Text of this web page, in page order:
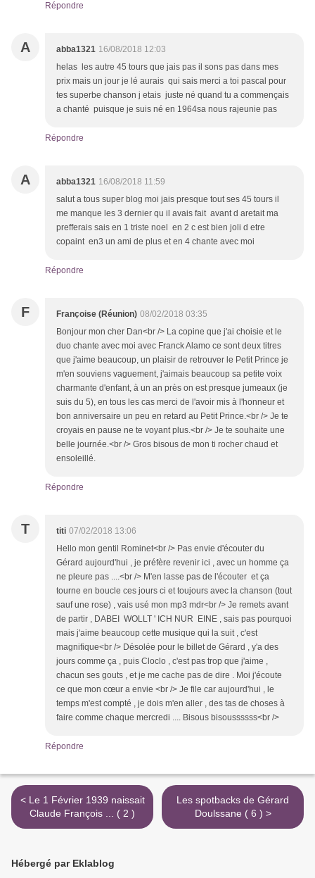
Répondre
A abba1321 16/08/2018 12:03
helas les autre 45 tours que jais pas il sons pas dans mes
prix mais un jour je lé aurais qui sais merci a toi pascal pour
tes superbe chanson j etais juste né quand tu a commençais
a chanté puisque je suis né en 1964sa nous rajeunie pas
Répondre
A abba1321 16/08/2018 11:59
salut a tous super blog moi jais presque tout ses 45 tours il
me manque les 3 dernier qu il avais fait avant d aretait ma
prefferais sais en 1 triste noel en 2 c est bien joli d etre
copaint en3 un ami de plus et en 4 chante avec moi
Répondre
F Françoise (Réunion) 08/02/2018 03:35
Bonjour mon cher Dan<br /> La copine que j'ai choisie et le
duo chante avec moi avec Franck Alamo ce sont deux titres
que j'aime beaucoup, un plaisir de retrouver le Petit Prince je
m'en souviens vaguement, j'aimais beaucoup sa petite voix
charmante d'enfant, à un an près on est presque jumeaux (je
suis du 5), en tous les cas merci de l'avoir mis à l'honneur et
bon anniversaire un peu en retard au Petit Prince.<br /> Je te
croyais en pause ne te voyant plus.<br /> Je te souhaite une
belle journée.<br /> Gros bisous de mon ti rocher chaud et
ensoleillé.
Répondre
T titi 07/02/2018 13:06
Hello mon gentil Rominet<br /> Pas envie d'écouter du
Gérard aujourd'hui , je préfère revenir ici , avec un homme ça
ne pleure pas ....<br /> M'en lasse pas de l'écouter et ça
tourne en boucle ces jours ci et toujours avec la chanson (tout
sauf une rose) , vais usé mon mp3 mdr<br /> Je remets avant
de partir , DABEI WOLLT ' ICH NUR EINE , sais pas pourquoi
mais j'aime beaucoup cette musique qui la suit , c'est
magnifique<br /> Désolée pour le billet de Gérard , y'a des
jours comme ça , puis Cloclo , c'est pas trop que j'aime ,
chacun ses gouts , et je me cache pas de dire . Moi j'écoute
ce que mon cœur a envie <br /> Je file car aujourd'hui , le
temps m'est compté , je dois m'en aller , des tas de choses à
faire comme chaque mercredi .... Bisous bisoussssss<br />
Répondre
< Le 1 Février 1939 naissait
Claude François ... ( 2 )
Les spotbacks de Gérard
Doulssane ( 6 ) >
Hébergé par Eklablog